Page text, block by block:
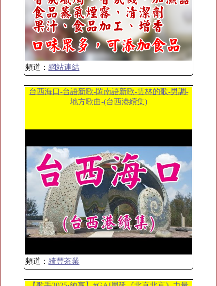
頻道： 網站連結
台西海口-台語新歌-閩南語新歌-雲林的歌-男調-
地方歌曲-(台西港續集)
頻道： 綺豐茶業